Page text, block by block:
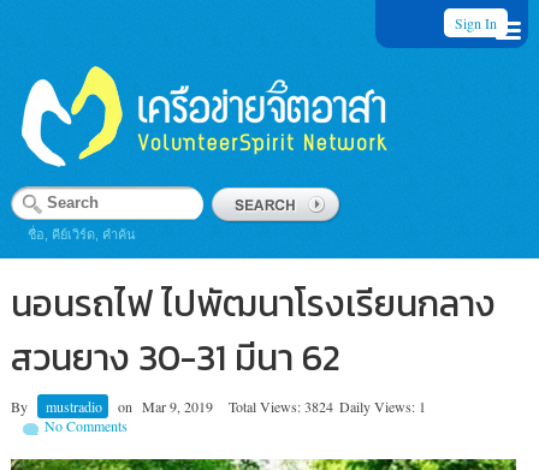
Sign In
ชื่อ, คีย์เวิร์ด, คำค้น
นอนรถไฟ ไปพัฒนาโรงเรียนกลาง
สวนยาง 30-31 มีนา 62
By mustradio on Mar 9, 2019 Total Views: 3824 Daily Views: 1
No Comments